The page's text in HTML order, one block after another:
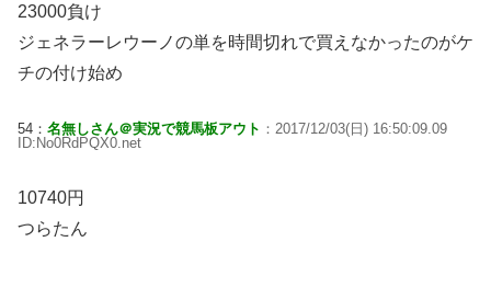
23000負け
ジェネラーレウーノの単を時間切れで買えなかったのがケ
チの付け始め
54： 名無しさん＠実況で競馬板アウト ：2017/12/03(日) 16:50:09.09
ID:No0RdPQX0.net
10740円
つらたん